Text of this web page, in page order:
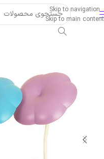
Skip to navigation
Skip to main content